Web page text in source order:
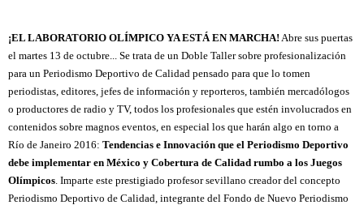
¡EL LABORATORIO OLÍMPICO YA ESTÁ EN MARCHA! Abre sus puertas
el martes 13 de octubre... Se trata de un Doble Taller sobre profesionalización
para un Periodismo Deportivo de Calidad pensado para que lo tomen
periodistas, editores, jefes de información y reporteros, también mercadólogos
o productores de radio y TV, todos los profesionales que estén involucrados en
contenidos sobre magnos eventos, en especial los que harán algo en torno a
Río de Janeiro 2016: Tendencias e Innovación que el Periodismo Deportivo
debe implementar en México y Cobertura de Calidad rumbo a los Juegos
Olímpicos . Imparte este prestigiado profesor sevillano creador del concepto
Periodismo Deportivo de Calidad, integrante del Fondo de Nuevo Periodismo